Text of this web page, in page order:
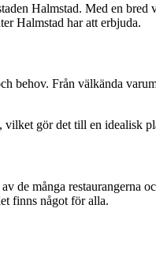
Halmstad. Med en
Halmstad har att erbjuda.
behov. Från välkända
gör det till en idealisk
de många
finns något för alla.